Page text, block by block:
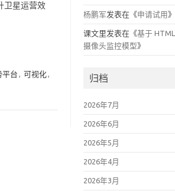
卫星运营效
平台 , 可视化,
杨鹏军发表在《申请试用 》
课文里发表在《基于
摄像头监控模型》
归档
2026年7月
2026年6月
2026年5月
2026年4月
2026年3月